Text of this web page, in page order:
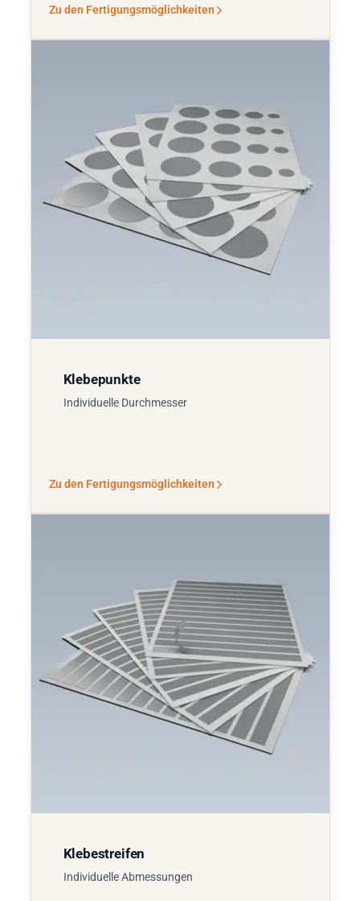
Zu den Fertigungsmöglichkeiten
Klebepunkte
Individuelle Durchmesser
Zu den Fertigungsmöglichkeiten
Klebestreifen
Individuelle Abmessungen